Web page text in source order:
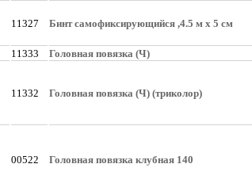
11327 Бинт самофиксирующийся ,4.5 м х 5 см
11333 Головная повязка (Ч)
11332 Головная повязка (Ч) (триколор)
00522 Головная повязка клубная 140